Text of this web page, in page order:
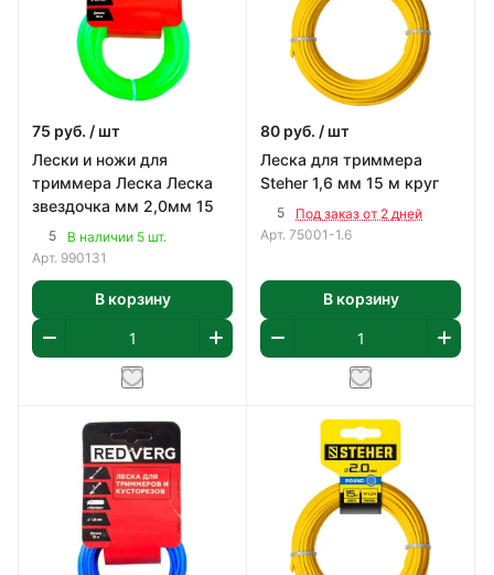
75 руб. / шт
Лески и ножи для
триммера Леска Леска
звездочка мм 2,0мм 15
5
В наличии 5 шт.
Арт. 990131
В корзину
80 руб. / шт
Леска для триммера
Steher 1,6 мм 15 м круг
5
Под заказ от 2 дней
Арт. 75001-1.6
В корзину